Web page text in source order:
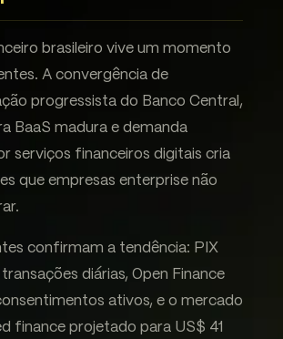
brasileiro vive um momento
A convergência de
progressista do Banco Central,
BaaS madura e demanda
serviços financeiros digitais cria
que empresas enterprise não
confirmam a tendência: PIX
diárias, Open Finance
ativos, e o mercado
finance projetado para US$ 41